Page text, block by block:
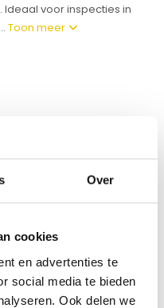
Over
cookies
en advertenties te
social media te bieden
Ook delen we
Ideaal voor inspecties in
Toon meer